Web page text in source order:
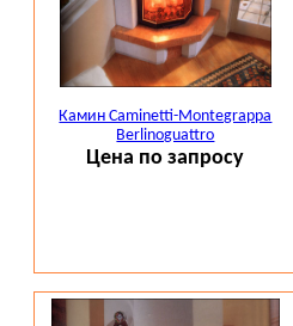
Камин Caminetti-Montegrappa
Berlinoguattro
Цена по запросу